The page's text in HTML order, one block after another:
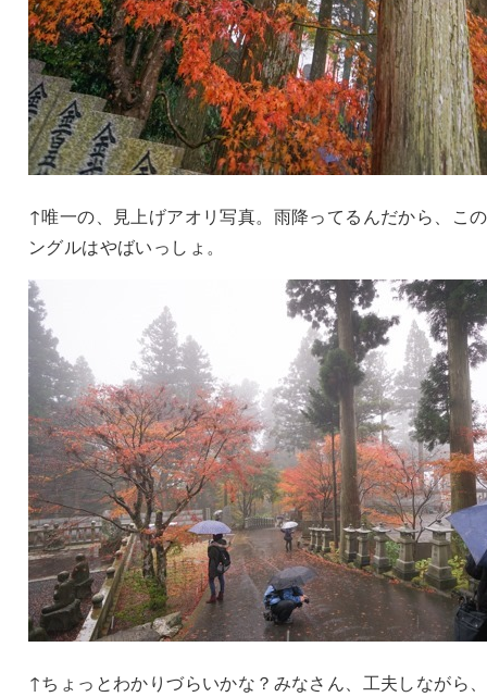
↑唯一の、見上げアオリ写真。雨降ってるんだから、こ
ングルはやばいっしょ。
↑ちょっとわかりづらいかな？みなさん、工夫しながら